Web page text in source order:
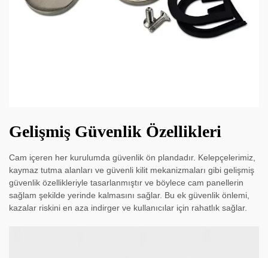
Gelişmiş Güvenlik Özellikleri
Cam içeren her kurulumda güvenlik ön plandadır. Kelepçelerimiz,
kaymaz tutma alanları ve güvenli kilit mekanizmaları gibi gelişmiş
güvenlik özellikleriyle tasarlanmıştır ve böylece cam panellerin
sağlam şekilde yerinde kalmasını sağlar. Bu ek güvenlik önlemi,
kazalar riskini en aza indirger ve kullanıcılar için rahatlık sağlar.